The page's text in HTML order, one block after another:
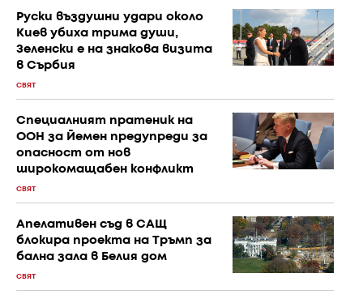
Руски въздушни удари около
Киев убиха трима души,
Зеленски е на знакова визита
в Сърбия
СВЯТ
Специалният пратеник на
ООН за Йемен предупреди за
опасност от нов
широкомащабен конфликт
СВЯТ
Апелативен съд в САЩ
блокира проекта на Тръмп за
бална зала в Белия дом
СВЯТ